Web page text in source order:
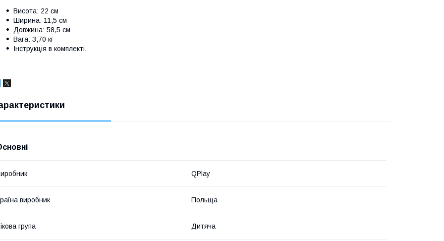
Висота: 22 см
Ширина: 11,5 см
Довжина: 58,5 см
Вага: 3,70 кг
Інструкція в комплекті.
QPlay
виробник Польща
група Дитяча